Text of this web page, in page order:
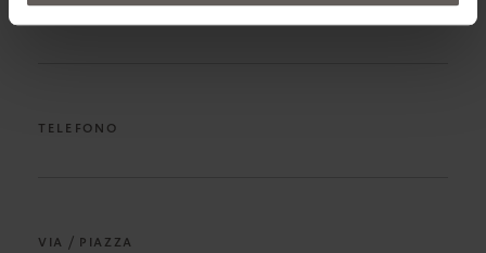
TELEFONO
VIA / PIAZZA